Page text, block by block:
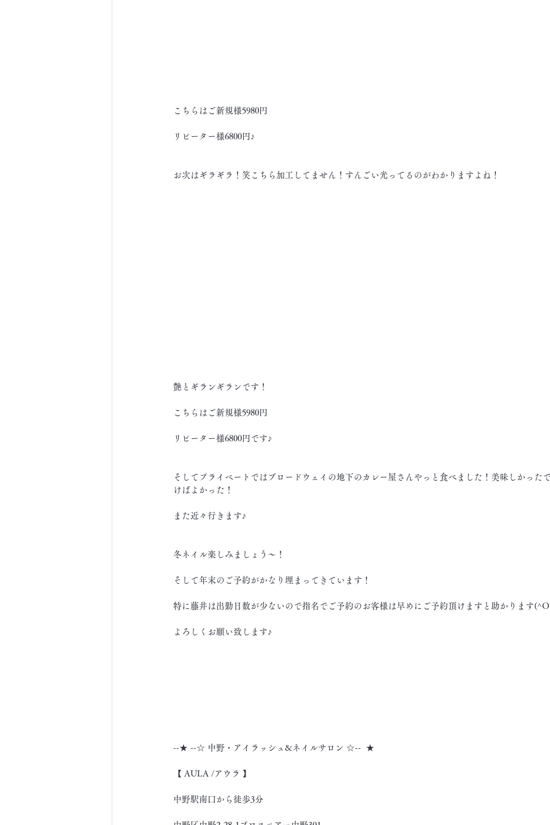
こちらはご新規様5980円
リピーター様6800円♪
お次はギラギラ！笑こちら加工してません！すんごい光ってるのがわかりますよね！
艶とギランギランです！
こちらはご新規様5980円
リピーター様6800円です♪
そしてプライベートではブロードウェイの地下のカレー屋さんやっと食べました！美味しかった
けばよかった！
また近々行きます♪
冬ネイル楽しみましょう～！
そして年末のご予約がかなり埋まってきています！
特に藤井は出勤日数が少ないので指名でご予約のお客様は早めにご予約頂けますと助かります
よろしくお願い致します♪
--★ --☆ 中野・アイラッシュ&ネイルサロン ☆--  ★
【 AULA /アウラ 】
中野駅南口から徒歩3分